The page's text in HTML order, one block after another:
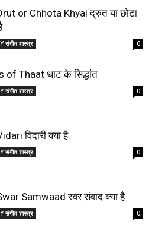
or Chhota Khyal द्रुत या छोटा
संगीत शास्त्र 0
of Thaat थाट के सिद्धांत
संगीत शास्त्र 0
विदारी क्या है
संगीत शास्त्र 0
Samwaad स्वर संवाद क्या है
संगीत शास्त्र 0